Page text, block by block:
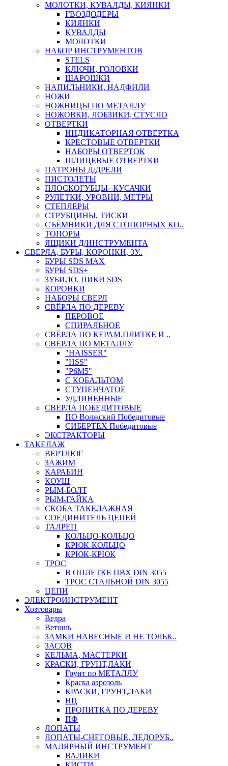
МОЛОТКИ, КУВАЛДЫ, КИЯНКИ
ГВОЗДОДЕРЫ
КИЯНКИ
КУВАЛДЫ
МОЛОТКИ
НАБОР ИНСТРУМЕНТОВ
STELS
КЛЮЧИ, ГОЛОВКИ
ШАРОШКИ
НАПИЛЬНИКИ, НАДФИЛИ
НОЖИ
НОЖНИЦЫ ПО МЕТАЛЛУ
НОЖОВКИ, ЛОБЗИКИ, СТУСЛО
ОТВЕРТКИ
ИНДИКАТОРНАЯ ОТВЕРТКА
КРЕСТОВЫЕ ОТВЕРТКИ
НАБОРЫ ОТВЕРТОК
ШЛИЦЕВЫЕ ОТВЕРТКИ
ПАТРОНЫ Д/ДРЕЛИ
ПИСТОЛЕТЫ
ПЛОСКОГУБЦЫ--КУСАЧКИ
РУЛЕТКИ, УРОВНИ, МЕТРЫ
СТЕПЛЕРЫ
СТРУБЦИНЫ, ТИСКИ
СЪЁМНИКИ ДЛЯ СТОПОРНЫХ КО..
ТОПОРЫ
ЯЩИКИ Д/ИНСТРУМЕНТА
СВЕРЛА, БУРЫ, КОРОНКИ, ЗУ..
БУРЫ SDS MAX
БУРЫ SDS+
ЗУБИЛО, ПИКИ SDS
КОРОНКИ
НАБОРЫ СВЕРЛ
СВЁРЛА ПО ДЕРЕВУ
ПЕРОВОЕ
СПИРАЛЬНОЕ
СВЁРЛА ПО КЕРАМ.ПЛИТКЕ И ..
СВЁРЛА ПО МЕТАЛЛУ
"HAISSER"
"HSS"
"Р6М5"
С КОБАЛЬТОМ
СТУПЕНЧАТОЕ
УДЛИНЕННЫЕ
СВЁРЛА ПОБЕДИТОВЫЕ
ПО Волжский Победитовые
СИБЕРТЕХ Победитовые
ЭКСТРАКТОРЫ
ТАКЕЛАЖ
ВЕРТЛЮГ
ЗАЖИМ
КАРАБИН
КОУШ
РЫМ-БОЛТ
РЫМ-ГАЙКА
СКОБА ТАКЕЛАЖНАЯ
СОЕДИНИТЕЛЬ ЦЕПЕЙ
ТАЛРЕП
КОЛЬЦО-КОЛЬЦО
КРЮК-КОЛЬЦО
КРЮК-КРЮК
ТРОС
В ОПЛЕТКЕ ПВХ DIN 3055
ТРОС СТАЛЬНОЙ DIN 3055
ЦЕПИ
ЭЛЕКТРОИНСТРУМЕНТ
Хозтовары
Ведра
Ветошь
ЗАМКИ НАВЕСНЫЕ И НЕ ТОЛЬК..
ЗАСОВ
КЕЛЬМА, МАСТЕРКИ
КРАСКИ, ГРУНТ,ЛАКИ
Грунт по МЕТАЛЛУ
Краска аэрозоль
КРАСКИ, ГРУНТ,ЛАКИ
НЦ
ПРОПИТКА ПО ДЕРЕВУ
ПФ
ЛОПАТЫ
ЛОПАТЫ-СНЕГОВЫЕ, ЛЕДОРУБ..
МАЛЯРНЫЙ ИНСТРУМЕНТ
ВАЛИКИ